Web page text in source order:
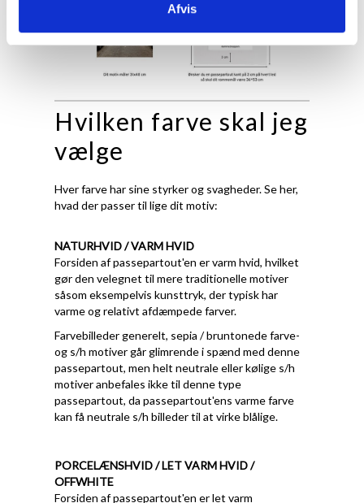
Afvis
Hvilken farve skal jeg
vælge
Hver farve har sine styrker og svagheder. Se her,
hvad der passer til lige dit motiv:
NATURHVID / VARM HVID
Forsiden af passepartout'en er varm hvid, hvilket
gør den velegnet til mere traditionelle motiver
såsom eksempelvis kunsttryk, der typisk har
varme og relativt afdæmpede farver.
Farvebilleder generelt, sepia / bruntonede farve-
og s/h motiver går glimrende i spænd med denne
passepartout, men helt neutrale eller kølige s/h
motiver anbefales ikke til denne type
passepartout, da passepartout'ens varme farve
kan få neutrale s/h billeder til at virke blålige.
PORCELÆNSHVID / LET VARM HVID /
OFFWHITE
Forsiden af passepartout'en er let varm